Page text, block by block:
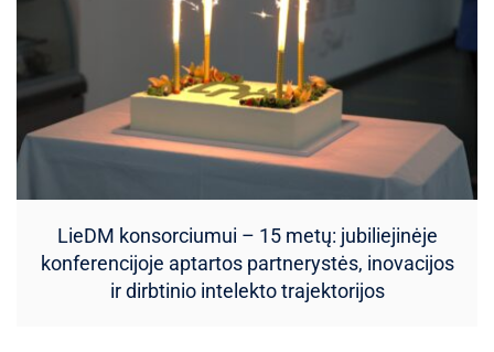
LieDM konsorciumui – 15 metų: jubiliejinėje
konferencijoje aptartos partnerystės, inovacijos
ir dirbtinio intelekto trajektorijos